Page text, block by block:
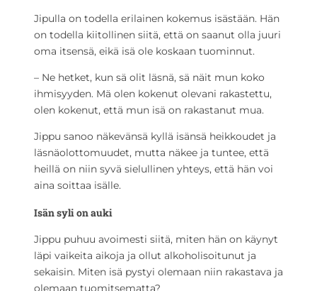
Jipulla on todella erilainen kokemus isästään. Hän
on todella kiitollinen siitä, että on saanut olla juuri
oma itsensä, eikä isä ole koskaan tuominnut.
– Ne hetket, kun sä olit läsnä, sä näit mun koko
ihmisyyden. Mä olen kokenut olevani rakastettu,
olen kokenut, että mun isä on rakastanut mua.
Jippu sanoo näkevänsä kyllä isänsä heikkoudet ja
läsnäolottomuudet, mutta näkee ja tuntee, että
heillä on niin syvä sielullinen yhteys, että hän voi
aina soittaa isälle.
Isän syli on auki
Jippu puhuu avoimesti siitä, miten hän on käynyt
läpi vaikeita aikoja ja ollut alkoholisoitunut ja
sekaisin. Miten isä pystyi olemaan niin rakastava ja